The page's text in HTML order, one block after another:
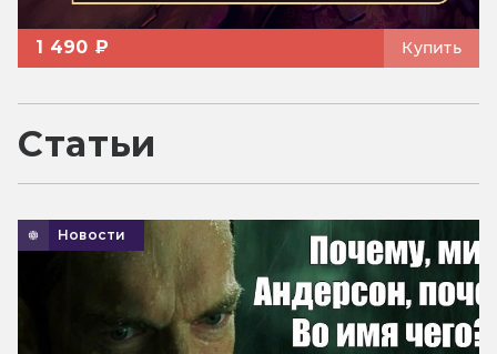
1 490 ₽ Купить
Статьи
Новости